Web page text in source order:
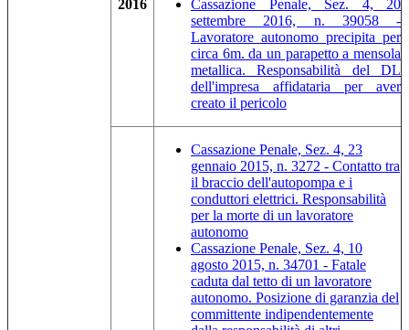
2016
Cassazione Penale, Sez. 4, 20
settembre 2016, n. 39058 -
Lavoratore autonomo precipita per
circa 6m. da un parapetto a mensola
metallica. Responsabilità del DL
dell'impresa affidataria per aver
creato il pericolo
Cassazione Penale, Sez. 4, 23
gennaio 2015, n. 3272 - Contatto tra
il braccio dell'autopompa e i
conduttori elettrici. Responsabilità
per la morte di un lavoratore
autonomo
Cassazione Penale, Sez. 4, 10
agosto 2015, n. 34701 - Fatale
caduta dal tetto di un lavoratore
autonomo. Posizione di garanzia del
committente indipendentemente